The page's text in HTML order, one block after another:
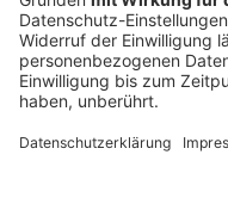
verletzt
Nach einem Unfall
Arzt den